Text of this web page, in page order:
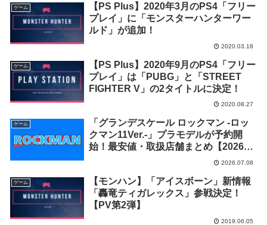
ゲーム
【PS Plus】2020年3月のPS4「フリー
プレイ」に「モンスターハンターワー
ルド」が追加！
2020.03.18
ゲーム
【PS Plus】2020年9月のPS4「フリー
プレイ」は「PUBG」と「STREET
FIGHTER V」の2タイトルに決定！
2020.08.27
ゲーム
「グランデスケール ロックマン -ロッ
クマン11Ver.-」プラモデルが予約開
始！最安値・取扱店舗まとめ【2026年
2026.07.08
ゲーム
【モンハン】「アイスボーン」新情報
「轟竜ティガレックス」参戦決定！
【PV第2弾】
2019.06.05